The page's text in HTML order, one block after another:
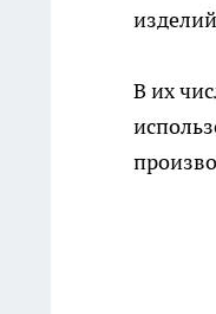
В их